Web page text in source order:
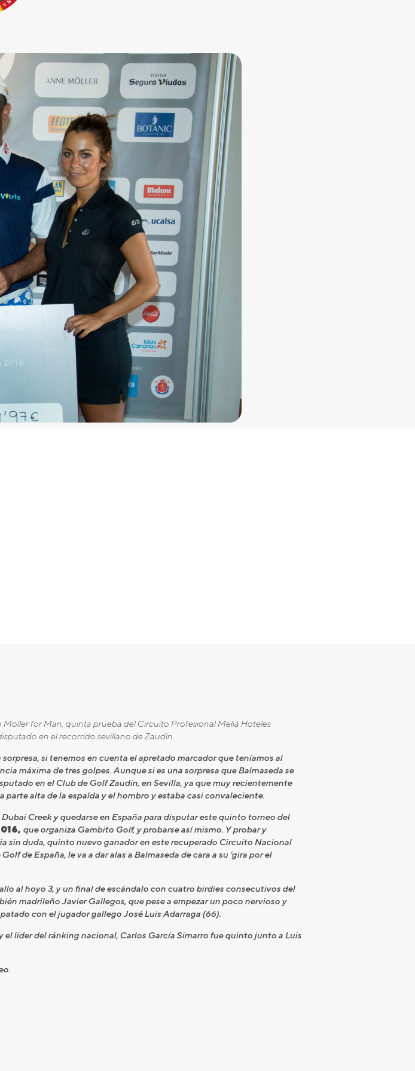
for Man, quinta prueba del Circuito Profesional Meliá Hoteles
en el recorrido sevillano de Zaudín.
si tenemos en cuenta el apretado marcador que teníamos al
máxima de tres golpes. Aunque si es una sorpresa que Balmaseda se
en el Club de Golf Zaudín, en Sevilla, ya que muy recientemente
alta de la espalda y el hombro y estaba casi convaleciente.
Creek y quedarse en España para disputar este quinto torneo del
que organiza Gambito Golf, y probarse así mismo. Y probar y
sin duda, quinto nuevo ganador en este recuperado Circuito Nacional
de España, le va a dar alas a Balmaseda de cara a su ‘gira por el
al hoyo 3, y un final de escándalo con cuatro birdies consecutivos del
madrileño Javier Gallegos, que pese a empezar un poco nervioso y
con el jugador gallego José Luis Adarraga (66).
líder del ránking nacional, Carlos García Simarro fue quinto junto a Luis